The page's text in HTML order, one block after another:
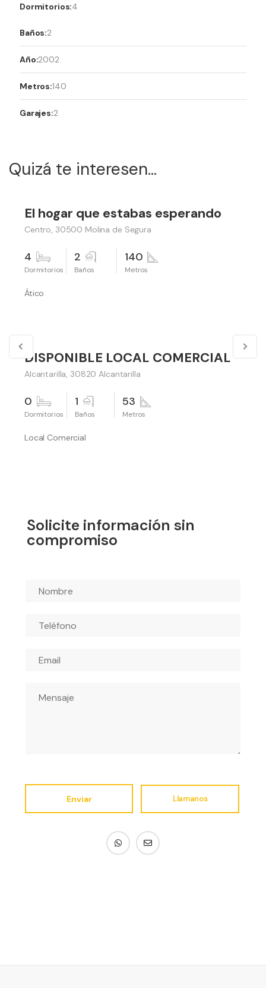
Dormitorios:4
Baños:2
Año:2002
Metros:140
Garajes:2
Quizá te interesen...
Vender
199,000 €
El hogar que estabas esperando
Centro, 30500 Molina de Segura
4 2 140
Ático
Vender
DISPONIBLE LOCAL COMERCIAL
Alcantarilla, 30820 Alcantarilla
0 1 53
Local Comercial
Llamanos
Solicite información sin
compromiso
Enviar